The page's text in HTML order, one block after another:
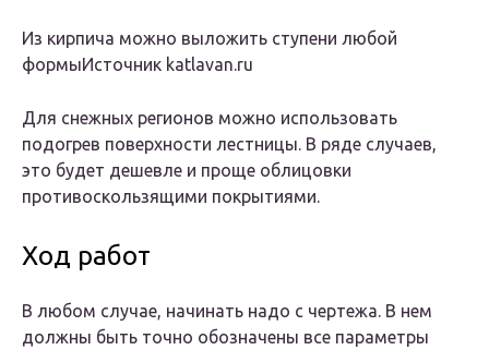
Из кирпича можно выложить ступени любой
формыИсточник katlavan.ru
Для снежных регионов можно использовать
подогрев поверхности лестницы. В ряде случаев,
это будет дешевле и проще облицовки
противоскользящими покрытиями.
Ход работ
В любом случае, начинать надо с чертежа. В нем
должны быть точно обозначены все параметры